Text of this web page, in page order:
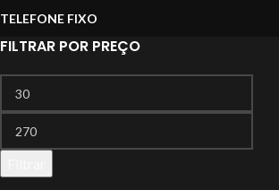
TELEFONE FIXO
FILTRAR POR PREÇO